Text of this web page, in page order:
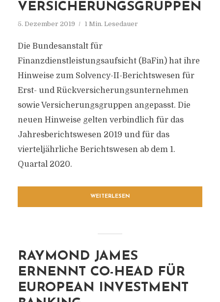
VERSICHERUNGSGRUPPEN
5. Dezember 2019 1 Min. Lesedauer
Die Bundesanstalt für
Finanzdienstleistungsaufsicht (BaFin) hat ihre
Hinweise zum Solvency-II-Berichtswesen für
Erst- und Rückversicherungsunternehmen
sowie Versicherungsgruppen angepasst. Die
neuen Hinweise gelten verbindlich für das
Jahresberichtswesen 2019 und für das
vierteljährliche Berichtswesen ab dem 1.
Quartal 2020.
WEITERLESEN
RAYMOND JAMES
ERNENNT CO-HEAD FÜR
EUROPEAN INVESTMENT